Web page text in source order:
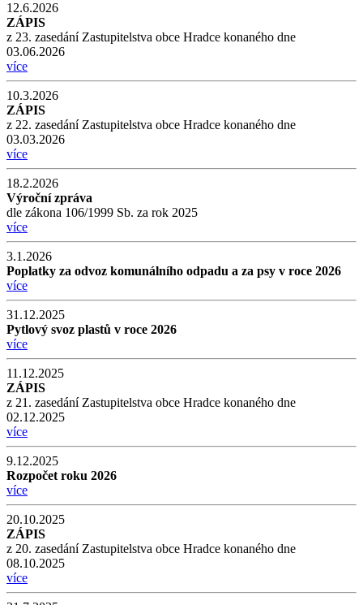
12.6.2026
ZÁPIS
z 23. zasedání Zastupitelstva obce Hradce konaného dne
03.06.2026
více
10.3.2026
ZÁPIS
z 22. zasedání Zastupitelstva obce Hradce konaného dne
03.03.2026
více
18.2.2026
Výroční zpráva
dle zákona 106/1999 Sb. za rok 2025
více
3.1.2026
Poplatky za odvoz komunálního odpadu a za psy v roce 2026
více
31.12.2025
Pytlový svoz plastů v roce 2026
více
11.12.2025
ZÁPIS
z 21. zasedání Zastupitelstva obce Hradce konaného dne
02.12.2025
více
9.12.2025
Rozpočet roku 2026
více
20.10.2025
ZÁPIS
z 20. zasedání Zastupitelstva obce Hradce konaného dne
08.10.2025
více